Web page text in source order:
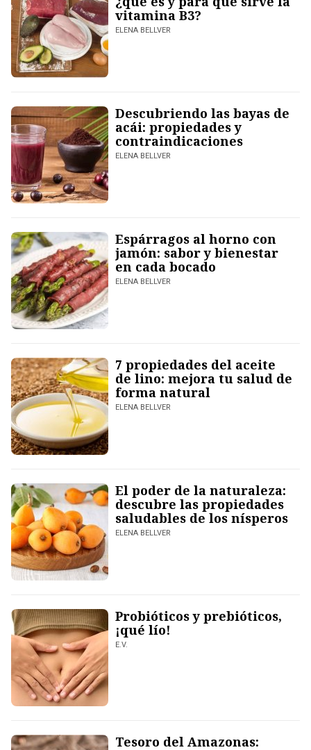
vitamina B3?
ELENA BELLVER
Descubriendo las bayas de
acái: propiedades y
contraindicaciones
ELENA BELLVER
Espárragos al horno con
jamón: sabor y bienestar
en cada bocado
ELENA BELLVER
7 propiedades del aceite
de lino: mejora tu salud de
forma natural
ELENA BELLVER
El poder de la naturaleza:
descubre las propiedades
saludables de los nísperos
ELENA BELLVER
Probióticos y prebióticos,
¡qué lío!
E.V.
Tesoro del Amazonas: